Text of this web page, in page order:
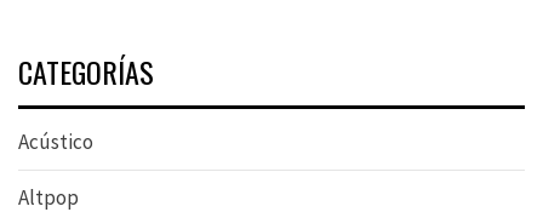
CATEGORÍAS
Acústico
Altpop